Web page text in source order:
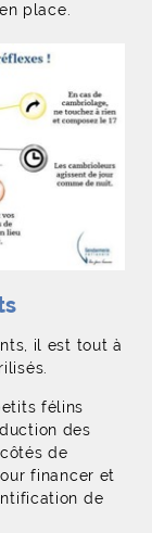
place.
il est tout à
félins
des
de
financer et
de